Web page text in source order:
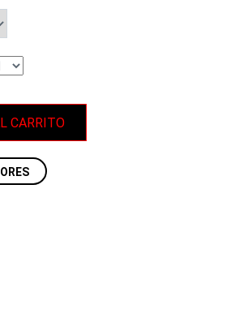
CARRITO